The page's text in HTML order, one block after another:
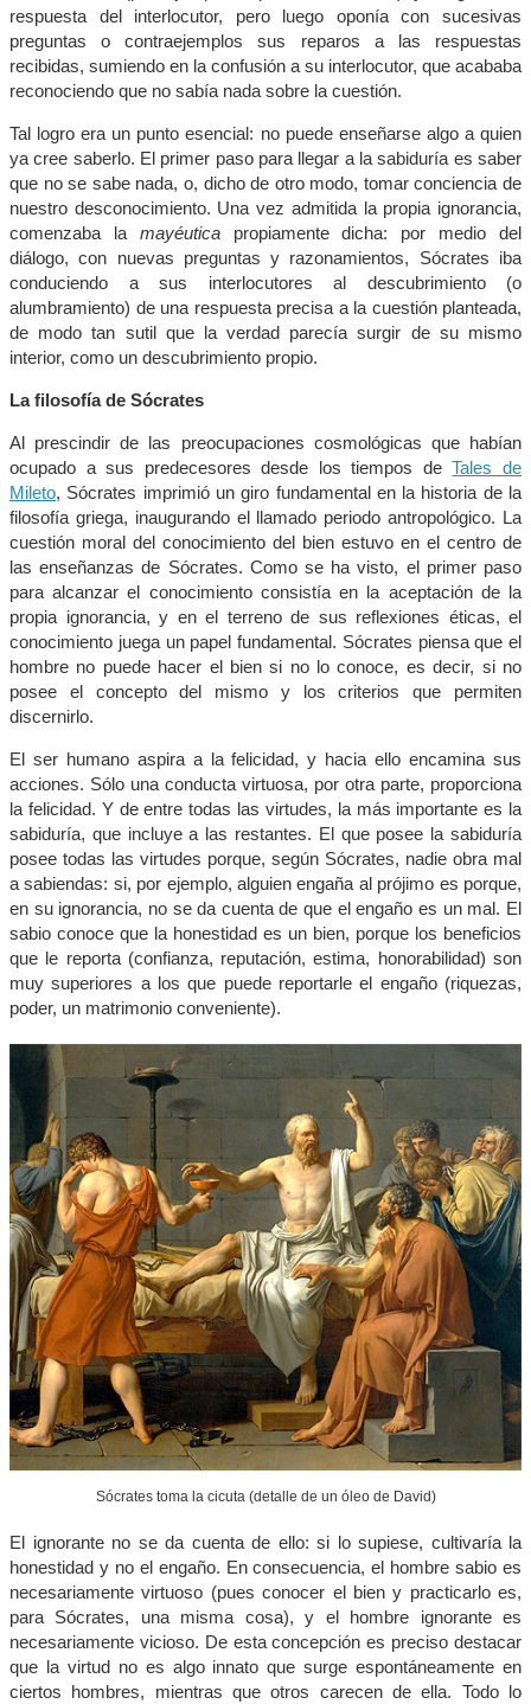
respuesta del interlocutor, pero luego oponía con sucesivas
preguntas o contraejemplos sus reparos a las respuestas
recibidas, sumiendo en la confusión a su interlocutor, que acababa
reconociendo que no sabía nada sobre la cuestión.
Tal logro era un punto esencial: no puede enseñarse algo a quien
ya cree saberlo. El primer paso para llegar a la sabiduría es saber
que no se sabe nada, o, dicho de otro modo, tomar conciencia de
nuestro desconocimiento. Una vez admitida la propia ignorancia,
comenzaba la mayéuticapropiamente dicha: por medio del
diálogo, con nuevas preguntas y razonamientos, Sócrates iba
conduciendo a sus interlocutores al descubrimiento (o
alumbramiento) de una respuesta precisa a la cuestión planteada,
de modo tan sutil que la verdad parecía surgir de su mismo
interior, como un descubrimiento propio.
La filosofía de Sócrates
Al prescindir de las preocupaciones cosmológicas que habían
ocupado a sus predecesores desde los tiempos deTales de
Mileto, Sócrates imprimió un giro fundamental en la historia de la
filosofía griega, inaugurando el llamado periodo antropológico. La
cuestión moral del conocimiento del bien estuvo en el centro de
las enseñanzas de Sócrates. Como se ha visto, el primer paso
para alcanzar el conocimiento consistía en la aceptación de la
propia ignorancia, y en el terreno de sus reflexiones éticas, el
conocimiento juega un papel fundamental. Sócrates piensa que el
hombre no puede hacer el bien si no lo conoce, es decir, si no
posee el concepto del mismo y los criterios que permiten
discernirlo.
El ser humano aspira a la felicidad, y hacia ello encamina sus
acciones. Sólo una conducta virtuosa, por otra parte, proporciona
la felicidad. Y de entre todas las virtudes, la más importante es la
sabiduría, que incluye a las restantes. El que posee la sabiduría
posee todas las virtudes porque, según Sócrates, nadie obra mal
a sabiendas: si, por ejemplo, alguien engaña al prójimo es porque,
en su ignorancia, no se da cuenta de que el engaño es un mal. El
sabio conoce que la honestidad es un bien, porque los beneficios
que le reporta (confianza, reputación, estima, honorabilidad) son
muy superiores a los que puede reportarle el engaño (riquezas,
poder, un matrimonio conveniente).
Sócrates toma la cicuta (detalle de un óleo de David)
El ignorante no se da cuenta de ello: si lo supiese, cultivaría la
honestidad y no el engaño. En consecuencia, el hombre sabio es
necesariamente virtuoso (pues conocer el bien y practicarlo es,
para Sócrates, una misma cosa), y el hombre ignorante es
necesariamente vicioso. De esta concepción es preciso destacar
que la virtud no es algo innato que surge espontáneamente en
ciertos hombres, mientras que otros carecen de ella. Todo lo